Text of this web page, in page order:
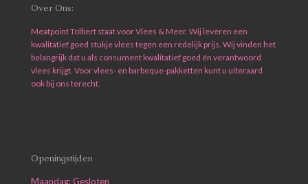
Over Ons:
Meatpoint Tolbert staat voor Vlees & Meer. Wij leveren een
kwalitatief goed stukje vlees tegen een redelijk prijs. Wij vinden het
belangrijk dat u als consument kwalitatief goed én verantwoord
vlees krijgt. Voor vlees- en barbeque-pakketten kunt u uiteraard
ook bij ons terecht.
Openingstijden
Maandag: Gesloten